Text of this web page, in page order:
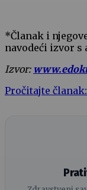
*Članak i
navodeći izvor
Izvor:
Pročitajte